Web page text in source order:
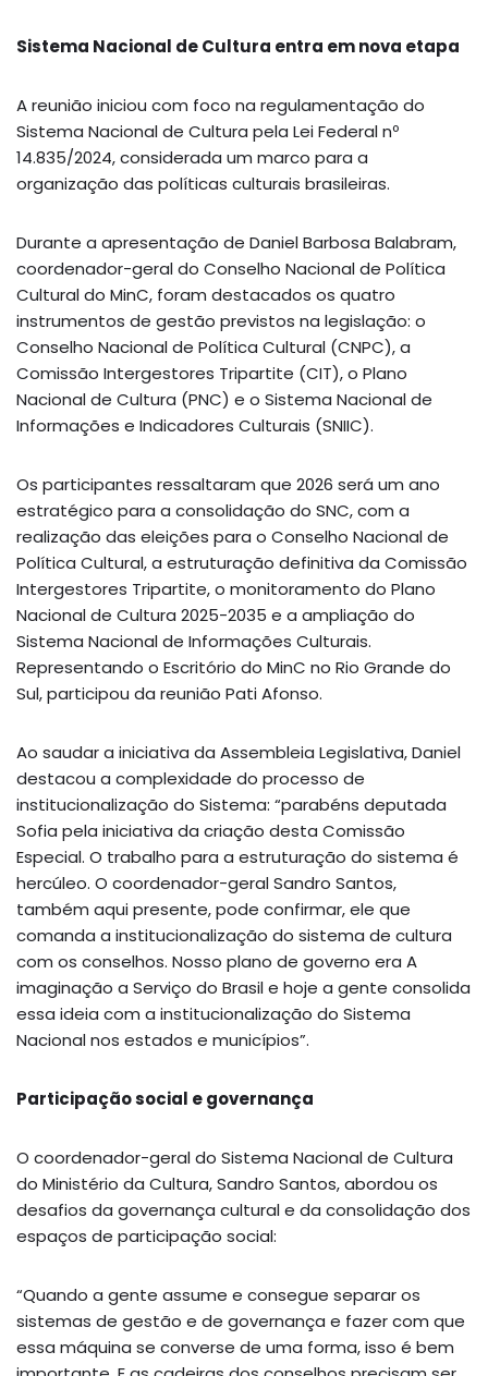
Sistema Nacional de Cultura entra em nova etapa
A reunião iniciou com foco na regulamentação do
Sistema Nacional de Cultura pela Lei Federal nº
14.835/2024, considerada um marco para a
organização das políticas culturais brasileiras.
Durante a apresentação de Daniel Barbosa Balabram,
coordenador-geral do Conselho Nacional de Política
Cultural do MinC, foram destacados os quatro
instrumentos de gestão previstos na legislação: o
Conselho Nacional de Política Cultural (CNPC), a
Comissão Intergestores Tripartite (CIT), o Plano
Nacional de Cultura (PNC) e o Sistema Nacional de
Informações e Indicadores Culturais (SNIIC).
Os participantes ressaltaram que 2026 será um ano
estratégico para a consolidação do SNC, com a
realização das eleições para o Conselho Nacional de
Política Cultural, a estruturação definitiva da Comissão
Intergestores Tripartite, o monitoramento do Plano
Nacional de Cultura 2025-2035 e a ampliação do
Sistema Nacional de Informações Culturais.
Representando o Escritório do MinC no Rio Grande do
Sul, participou da reunião Pati Afonso.
Ao saudar a iniciativa da Assembleia Legislativa, Daniel
destacou a complexidade do processo de
institucionalização do Sistema: “parabéns deputada
Sofia pela iniciativa da criação desta Comissão
Especial. O trabalho para a estruturação do sistema é
hercúleo. O coordenador-geral Sandro Santos,
também aqui presente, pode confirmar, ele que
comanda a institucionalização do sistema de cultura
com os conselhos. Nosso plano de governo era A
imaginação a Serviço do Brasil e hoje a gente consolida
essa ideia com a institucionalização do Sistema
Nacional nos estados e municípios”.
Participação social e governança
O coordenador-geral do Sistema Nacional de Cultura
do Ministério da Cultura, Sandro Santos, abordou os
desafios da governança cultural e da consolidação dos
espaços de participação social:
“Quando a gente assume e consegue separar os
sistemas de gestão e de governança e fazer com que
essa máquina se converse de uma forma, isso é bem